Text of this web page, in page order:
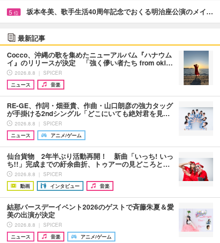
5 位 坂本冬美、歌手生活40周年記念でおくる明治座公演のメイ…
最新記事
Cocco、沖縄の歌を集めたニューアルバム『ハナウム
イ』のリリースが決定 「強く儚い者たち from oki…
2026.8.8 ｜ SPICER
ニュース
音楽
RE-GE、作詞・畑亜貴、作曲・山口朗彦の強力タッグ
が手掛ける2ndシングル「どこにいても絶対君を見…
2026.8.8 ｜ SPICER
ニュース
アニメ/ゲーム
仙台貨物 2年半ぶり活動再開！ 新曲「いっち! いっ
ち!!」完成までの紆余曲折、トゥアーの見どころと…
2026.8.8 ｜ SPICER
動画
インタビュー 音楽
結那バースデーイベント2026のゲストで斉藤朱夏＆愛
美の出演が決定
2026.8.8 ｜ SPICER
ニュース
音楽 アニメ/ゲーム